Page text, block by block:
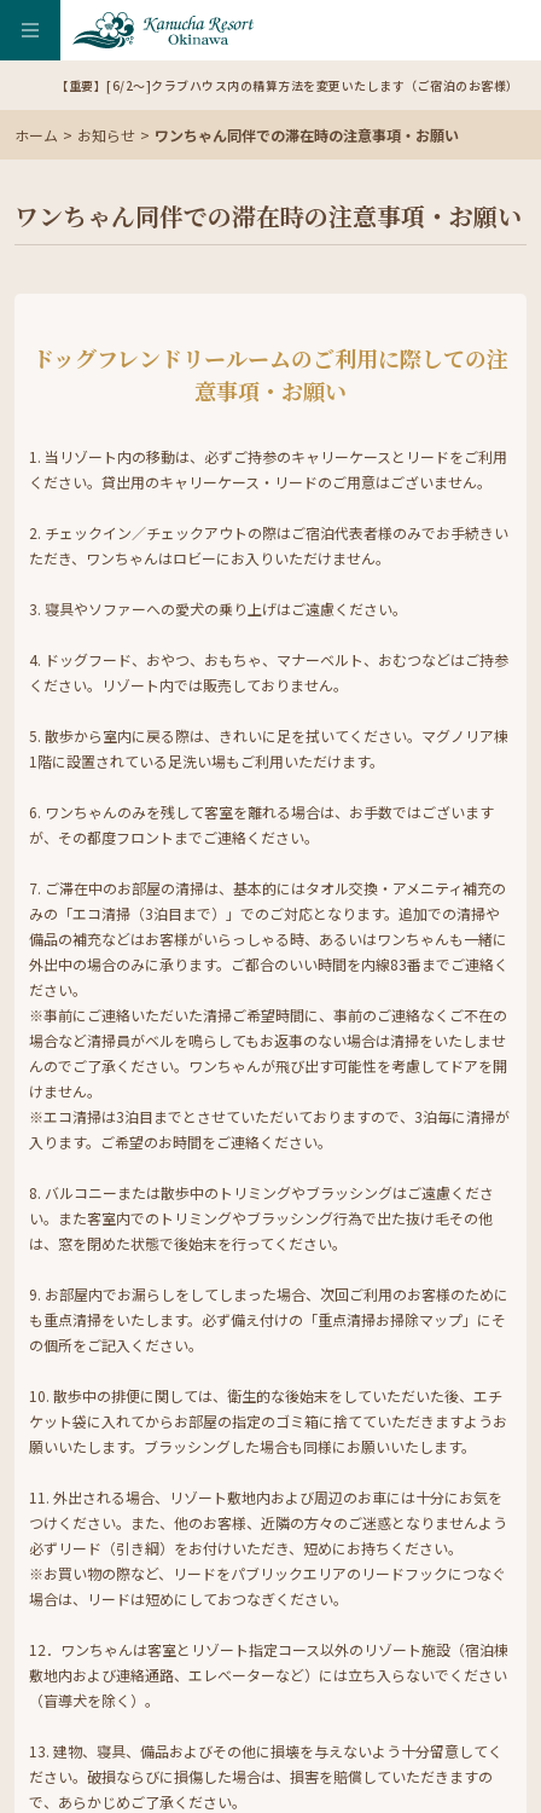
【重要】[6/2～]クラブハウス内の精算方法を変更いたします（ご宿泊のお客様）
ホーム お知らせ ワンちゃん同伴での滞在時の注意事項・お願い
ワンちゃん同伴での滞在時の注意事項・お願い
ドッグフレンドリールームのご利用に際しての注
意事項・お願い
1. 当リゾート内の移動は、必ずご持参のキャリーケースとリードをご利用
ください。貸出用のキャリーケース・リードのご用意はございません。
2. チェックイン／チェックアウトの際はご宿泊代表者様のみでお手続きい
ただき、ワンちゃんはロビーにお入りいただけません。
3. 寝具やソファーへの愛犬の乗り上げはご遠慮ください。
4. ドッグフード、おやつ、おもちゃ、マナーベルト、おむつなどはご持参
ください。リゾート内では販売しておりません。
5. 散歩から室内に戻る際は、きれいに足を拭いてください。マグノリア棟
1階に設置されている足洗い場もご利用いただけます。
6. ワンちゃんのみを残して客室を離れる場合は、お手数ではございます
が、その都度フロントまでご連絡ください。
7. ご滞在中のお部屋の清掃は、基本的にはタオル交換・アメニティ補充の
みの「エコ清掃（3泊目まで）」でのご対応となります。追加での清掃や
備品の補充などはお客様がいらっしゃる時、あるいはワンちゃんも一緒に
外出中の場合のみに承ります。ご都合のいい時間を内線83番までご連絡く
ださい。
※事前にご連絡いただいた清掃ご希望時間に、事前のご連絡なくご不在の
場合など清掃員がベルを鳴らしてもお返事のない場合は清掃をいたしませ
んのでご了承ください。ワンちゃんが飛び出す可能性を考慮してドアを開
けません。
※エコ清掃は3泊目までとさせていただいておりますので、3泊毎に清掃が
入ります。ご希望のお時間をご連絡ください。
8. バルコニーまたは散歩中のトリミングやブラッシングはご遠慮くださ
い。また客室内でのトリミングやブラッシング行為で出た抜け毛その他
は、窓を閉めた状態で後始末を行ってください。
9. お部屋内でお漏らしをしてしまった場合、次回ご利用のお客様のために
も重点清掃をいたします。必ず備え付けの「重点清掃お掃除マップ」にそ
の個所をご記入ください。
10. 散歩中の排便に関しては、衛生的な後始末をしていただいた後、エチ
ケット袋に入れてからお部屋の指定のゴミ箱に捨てていただきますようお
願いいたします。ブラッシングした場合も同様にお願いいたします。
11. 外出される場合、リゾート敷地内および周辺のお車には十分にお気を
つけください。また、他のお客様、近隣の方々のご迷惑となりませんよう
必ずリード（引き綱）をお付けいただき、短めにお持ちください。
※お買い物の際など、リードをパブリックエリアのリードフックにつなぐ
場合は、リードは短めにしておつなぎください。
12．ワンちゃんは客室とリゾート指定コース以外のリゾート施設（宿泊棟
敷地内および連絡通路、エレベーターなど）には立ち入らないでください
（盲導犬を除く）。
13. 建物、寝具、備品およびその他に損壊を与えないよう十分留意してく
ださい。破損ならびに損傷した場合は、損害を賠償していただきますの
で、あらかじめご了承ください。